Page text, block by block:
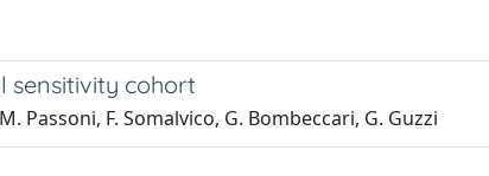
sensitivity cohort
Passoni, F. Somalvico, G. Bombeccari, G. Guzzi